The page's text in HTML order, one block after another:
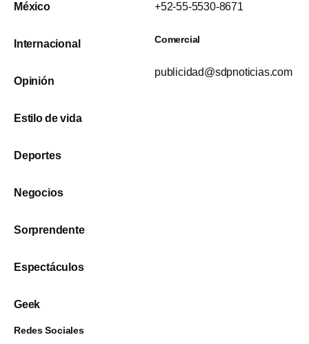
México
Internacional
Opinión
Estilo de vida
Deportes
Negocios
Sorprendente
Espectáculos
Geek
+52-55-5530-8671
Comercial
publicidad@sdpnoticias.com
Redes Sociales